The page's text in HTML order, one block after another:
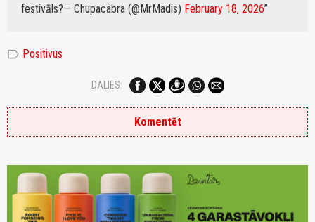
festivāls?— Chupacabra (@MrMadis) February 18, 2026
label Positivus
DALIES:
Komentēt